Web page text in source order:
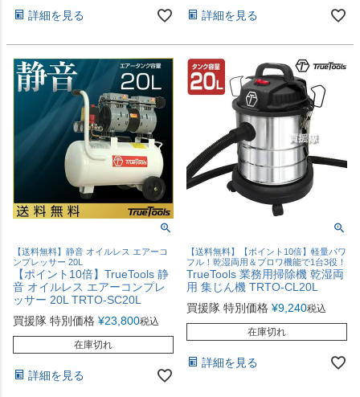
詳細を見る 詳細を見る
【送料無料】静音 オイルレス エアーコ
ンプレッサー 20L
【ポイント10倍】TrueTools 静
音 オイルレス エアーコンプレ
ッサー 20L TRTO-SC20L
買援隊 特別価格 ¥23,800税込
在庫切れ
詳細を見る
【送料無料】【ポイント10倍】軽量パワ
フル！乾湿両用＆ブロワ機能で1台3役！
TrueTools 業務用掃除機 乾湿両
用 集じん機 TRTO-CL20L
買援隊 特別価格 ¥9,240税込
在庫切れ
詳細を見る